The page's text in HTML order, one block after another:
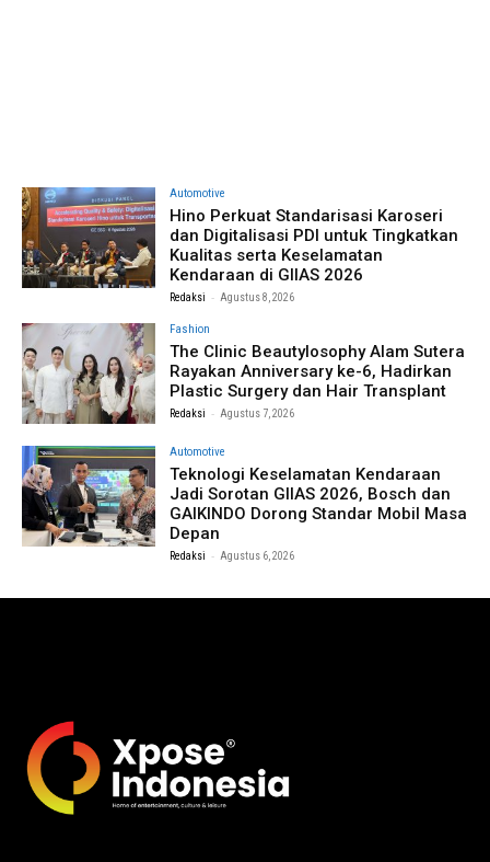
Automotive
Hino Perkuat Standarisasi Karoseri
dan Digitalisasi PDI untuk Tingkatkan
Kualitas serta Keselamatan
Kendaraan di GIIAS 2026
Redaksi - Agustus 8, 2026
Fashion
The Clinic Beautylosophy Alam Sutera
Rayakan Anniversary ke-6, Hadirkan
Plastic Surgery dan Hair Transplant
Redaksi - Agustus 7, 2026
Automotive
Teknologi Keselamatan Kendaraan
Jadi Sorotan GIIAS 2026, Bosch dan
GAIKINDO Dorong Standar Mobil Masa
Depan
Redaksi - Agustus 6, 2026